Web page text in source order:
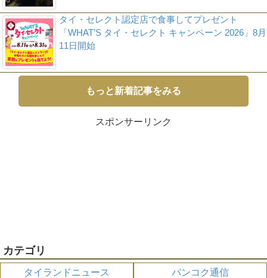
タイ・セレクト認定店で食事してプレゼント
「WHAT’S タイ・セレクト キャンペーン 2026」8月
11日開始
もっと新着記事をみる
スポンサーリンク
カテゴリ
タイランドニュース
バンコク通信